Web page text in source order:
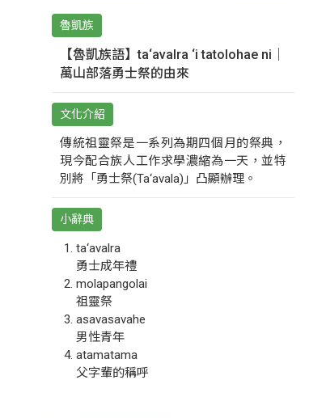
魯凱族
【魯凱族語】ta‘avalra ‘i tatolohae ni｜
萬山部落勇士祭的由來
文化介紹
傳統祖靈祭是一系列為期四個月的祭典，
現今配合族人工作求學濃縮為一天，並特
別將「勇士祭(Ta‘avala)」凸顯辦理。
小辭典
ta‘avalra
勇士成年禮
molapangolai
祖靈祭
asavasavahe
男性青年
atamatama
父字輩的稱呼